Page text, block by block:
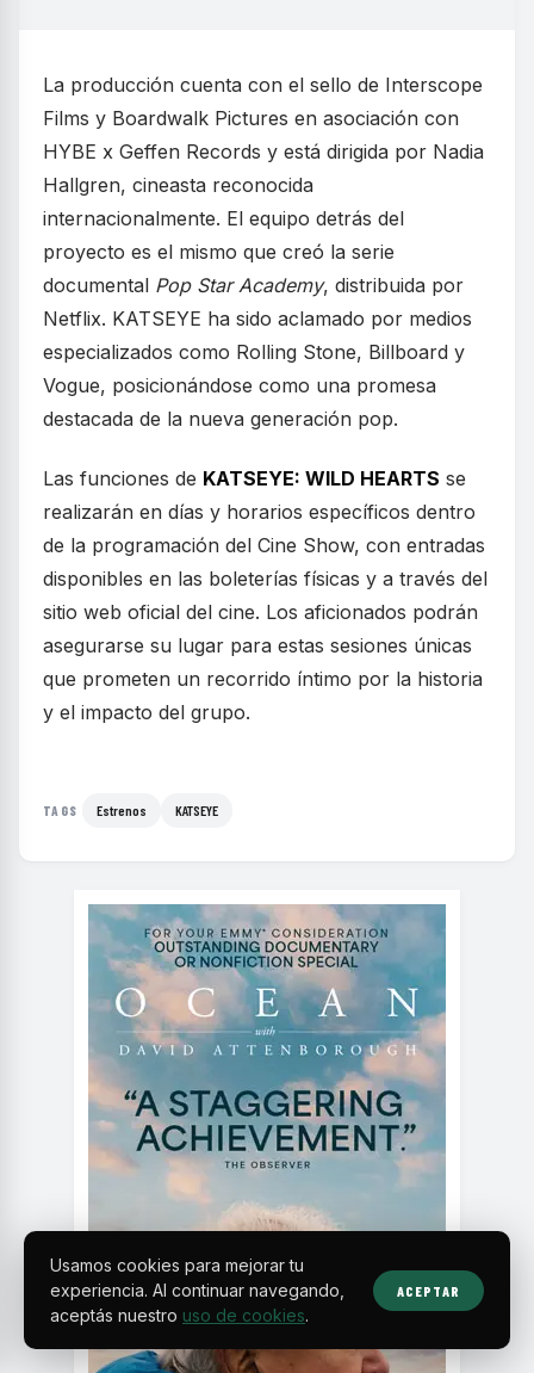
La producción cuenta con el sello de Interscope
Films y Boardwalk Pictures en asociación con
HYBE x Geffen Records y está dirigida por Nadia
Hallgren, cineasta reconocida
internacionalmente. El equipo detrás del
proyecto es el mismo que creó la serie
documental Pop Star Academy, distribuida por
Netflix. KATSEYE ha sido aclamado por medios
especializados como Rolling Stone, Billboard y
Vogue, posicionándose como una promesa
destacada de la nueva generación pop.
Las funciones de KATSEYE: WILD HEARTS se
realizarán en días y horarios específicos dentro
de la programación del Cine Show, con entradas
disponibles en las boleterías físicas y a través del
sitio web oficial del cine. Los aficionados podrán
asegurarse su lugar para estas sesiones únicas
que prometen un recorrido íntimo por la historia
y el impacto del grupo.
TAGS Estrenos KATSEYE
Usamos cookies para mejorar tu
experiencia. Al continuar navegando,
aceptás nuestro uso de cookies.
ACEPTAR